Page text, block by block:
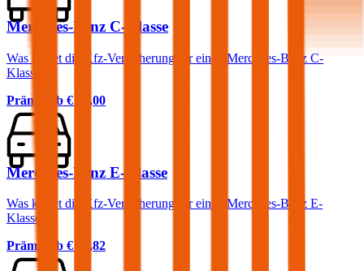
Mercedes-Benz C-Klasse
Was kostet die Kfz-Versicherung für einen Mercedes-Benz C-
Klasse?
Prämie ab € 99,00
Mercedes-Benz E-Klasse
Was kostet die Kfz-Versicherung für einen Mercedes-Benz E-
Klasse?
Prämie ab € 86,82